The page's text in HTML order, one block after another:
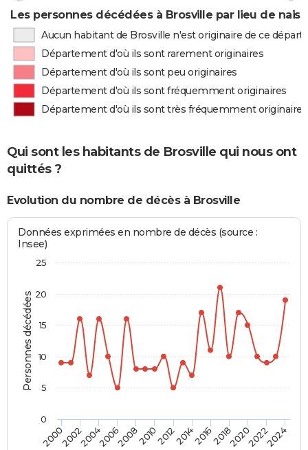
Les personnes décédées à Brosville par lieu de
Aucun habitant de Brosville n'est originaire de ce
Département d'où ils sont rarement originaires
Département d'où ils sont peu originaires
Département d'où ils sont fréquemment originaires
Département d'où ils sont très fréquemment originaires
Qui sont les habitants de Brosville qui nous ont
quittés ?
Evolution du nombre de décès à Brosville
Personnes décédées
Données exprimées en nombre de décès (source :
Insee)
2000200220042006200820102012201420162018202020222024
0
5
10
15
20
25